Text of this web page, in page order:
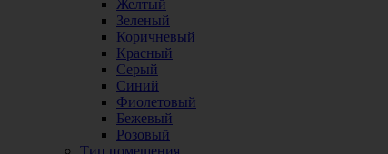
Желтый
Зеленый
Коричневый
Красный
Серый
Синий
Фиолетовый
Бежевый
Розовый